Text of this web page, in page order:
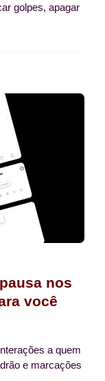
golpes, apagar
nos
você
a quem
e marcações